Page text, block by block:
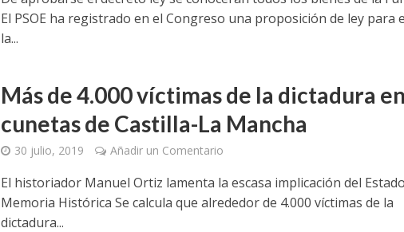
El PSOE ha registrado en el Congreso una proposición de ley para
la...
Más de 4.000 víctimas de la dictadura en
cunetas de Castilla-La Mancha
30 julio, 2019 Añadir un Comentario
El historiador Manuel Ortiz lamenta la escasa implicación del
Memoria Histórica Se calcula que alrededor de 4.000 víctimas de la
dictadura...